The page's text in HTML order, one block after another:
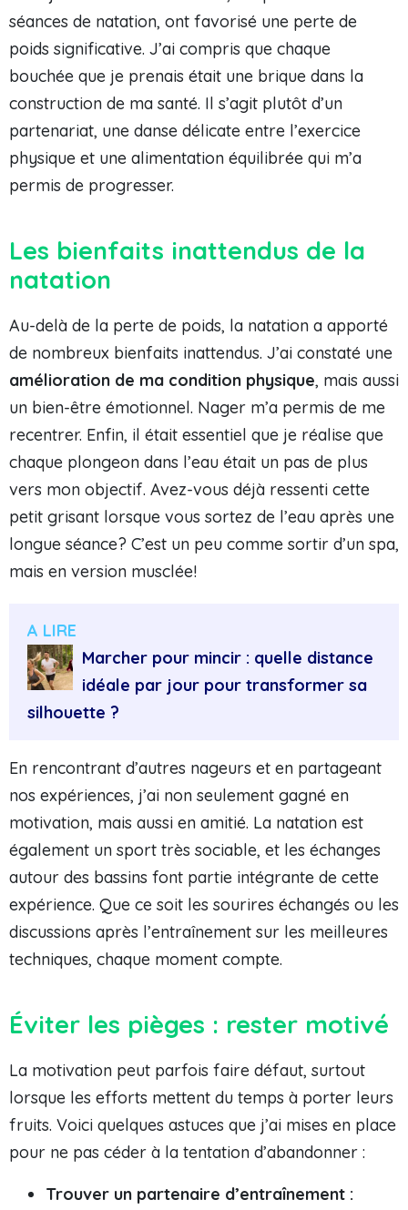
séances de natation, ont favorisé une perte de
poids significative. J’ai compris que chaque
bouchée que je prenais était une brique dans la
construction de ma santé. Il s’agit plutôt d’un
partenariat, une danse délicate entre l’exercice
physique et une alimentation équilibrée qui m’a
permis de progresser.
Les bienfaits inattendus de la
natation
Au-delà de la perte de poids, la natation a apporté
de nombreux bienfaits inattendus. J’ai constaté une
amélioration de ma condition physique, mais aussi
un bien-être émotionnel. Nager m’a permis de me
recentrer. Enfin, il était essentiel que je réalise que
chaque plongeon dans l’eau était un pas de plus
vers mon objectif. Avez-vous déjà ressenti cette
petit grisant lorsque vous sortez de l’eau après une
longue séance? C’est un peu comme sortir d’un spa,
mais en version musclée!
A LIRE
Marcher pour mincir : quelle distance
idéale par jour pour transformer sa
silhouette ?
En rencontrant d’autres nageurs et en partageant
nos expériences, j’ai non seulement gagné en
motivation, mais aussi en amitié. La natation est
également un sport très sociable, et les échanges
autour des bassins font partie intégrante de cette
expérience. Que ce soit les sourires échangés ou les
discussions après l’entraînement sur les meilleures
techniques, chaque moment compte.
Éviter les pièges : rester motivé
La motivation peut parfois faire défaut, surtout
lorsque les efforts mettent du temps à porter leurs
fruits. Voici quelques astuces que j’ai mises en place
pour ne pas céder à la tentation d’abandonner :
Trouver un partenaire d’entraînement :